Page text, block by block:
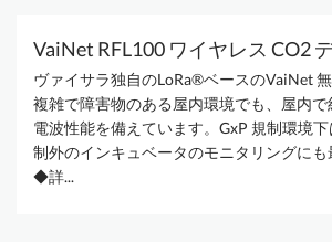
VaiNet RFL100 ワイヤレス CO2
ヴァイサラ独自のLoRa®ベースのVaiNet 無
複雑で障害物のある屋内環境でも、屋内
電波性能を備えています。GxP 規制環境
制外のインキュベータのモニタリングにも
◆詳...